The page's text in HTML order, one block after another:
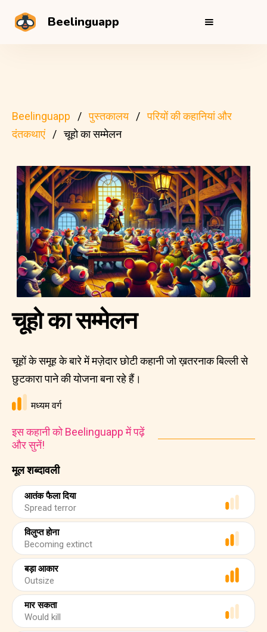
Beelinguapp
Beelinguapp पुस्तकालय
परियों की कहानियां और
दंतकथाएं
चूहो का सम्मेलन
मूल शब्दावली
आतंक फैला दिया
Spread terror
विलुप्त होना
Becoming extinct
बड़ा आकार
Outsize
मार सकता
Would kill
चूहो का सम्मेलन
चूहों के समूह के बारे में मज़ेदार छोटी कहानी जो ख़तरनाक बिल्ली से
छुटकारा पाने की योजना बना रहे हैं।
मध्यम वर्ग
इस कहानी को Beelinguapp में पढ़ें
और सुनें!